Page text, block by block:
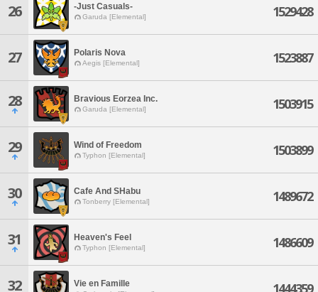
26 -Just Casuals-
Garuda [Elemental] 1529428
27 Polaris Nova
Aegis [Elemental] 1523887
28 Bravious Eorzea Inc.
Garuda [Elemental] 1503915
29 Wind of Freedom
Typhon [Elemental] 1503899
30 Cafe And SHabu
Tonberry [Elemental] 1489672
31 Heaven's Feel
Typhon [Elemental] 1486609
32 Vie en Famille 1444359